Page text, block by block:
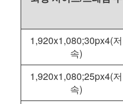
1,920x1,080;30px4(저
속)
1,920x1,080;25px4(저
속)